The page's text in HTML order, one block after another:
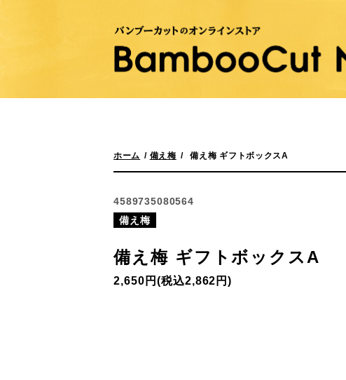
ホーム 備え梅 備え梅 ギフトボックスA
4589735080564
備え梅
備え梅 ギフトボックスA
2,650円(税込2,862円)